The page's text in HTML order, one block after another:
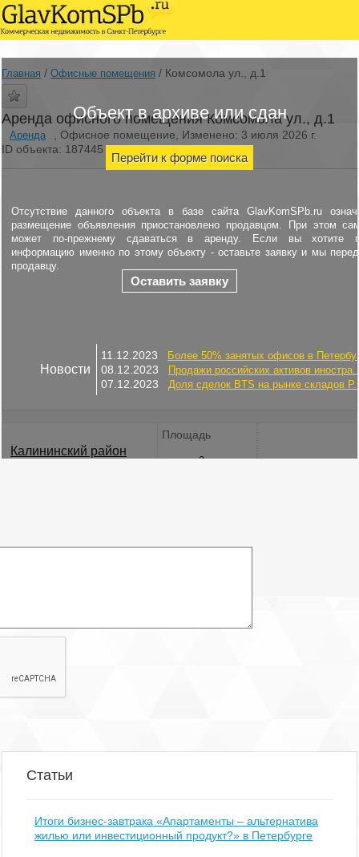
Объект в архиве или сдан
Перейти к форме поиска
Отсутствие данного объекта в базе сайта GlavKomSPb.ru
размещение объявления приостановлено продавцом. При этом
может по-прежнему сдаваться в аренду. Если вы хотите
информацию именно по этому объекту - оставьте заявку и мы
продавцу.
Оставить заявку
Новости
11.12.2023 Более 50% занятых офисов в
08.12.2023 Продажи российских активов
07.12.2023 Доля сделок BTS на рынке складов
Главная / Офисные помещения / Комсомола ул., д.1
Аренда офисного помещения Комсомола ул., д.1
Аренда
, Офисное помещение, Изменено: 3 июля 2026 г.
ID объекта: 187445
Калининский район
Площадь
2
что нужно сделать – указать желаемые поисковые параметры, и
система за несколько секунд найдет подходящие варианты.
Срок договора: 11 месяцев, предоплата первого и последнего
месяца
Налогообложение: Работаем с НДС
Включено в ставку:
консультации по условиям аренды, позвоните нам. Для вас наши
услуги абсолютно БЕСПЛАТНЫ, их оплачивают бизнес-центры.
Статьи
Итоги бизнес-завтрака «Апартаменты – альтернатива
жилью или инвестиционный продукт?» в Петербурге